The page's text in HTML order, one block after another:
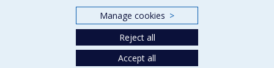
Manage cookies >
Reject all
Accept all